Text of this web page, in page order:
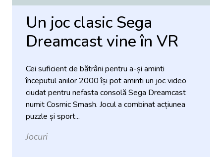
Un joc clasic Sega
Dreamcast vine în VR
Cei suficient de bătrâni pentru a-și aminti
începutul anilor 2000 își pot aminti un joc video
ciudat pentru nefasta consolă Sega Dreamcast
numit Cosmic Smash. Jocul a combinat acțiunea
puzzle și sport...
Jocuri